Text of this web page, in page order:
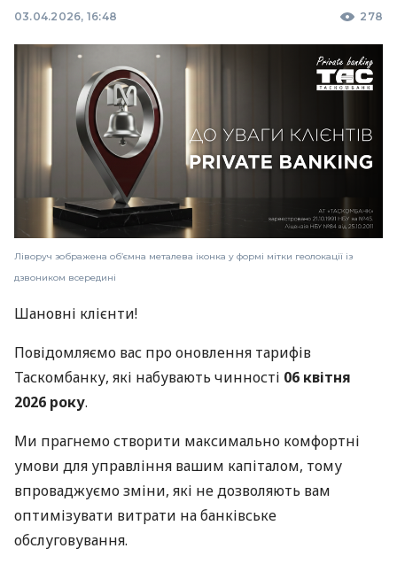
03.04.2026, 16:48 278
Ліворуч зображена об’ємна металева іконка у формі мітки геолокації із
дзвоником всередині
Шановні клієнти!
Повідомляємо вас про оновлення тарифів
Таскомбанку, які набувають чинності 06 квітня
2026 року.
Ми прагнемо створити максимально комфортні
умови для управління вашим капіталом, тому
впроваджуємо зміни, які не дозволяють вам
оптимізувати витрати на банківське
обслуговування.